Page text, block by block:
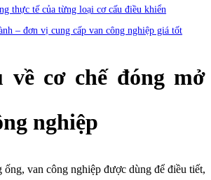
thực tế của từng loại cơ cấu điều khiển
– đơn vị cung cấp van công nghiệp giá tốt
về cơ chế đóng mở
nghiệp
van công nghiệp được dùng để điều tiết,